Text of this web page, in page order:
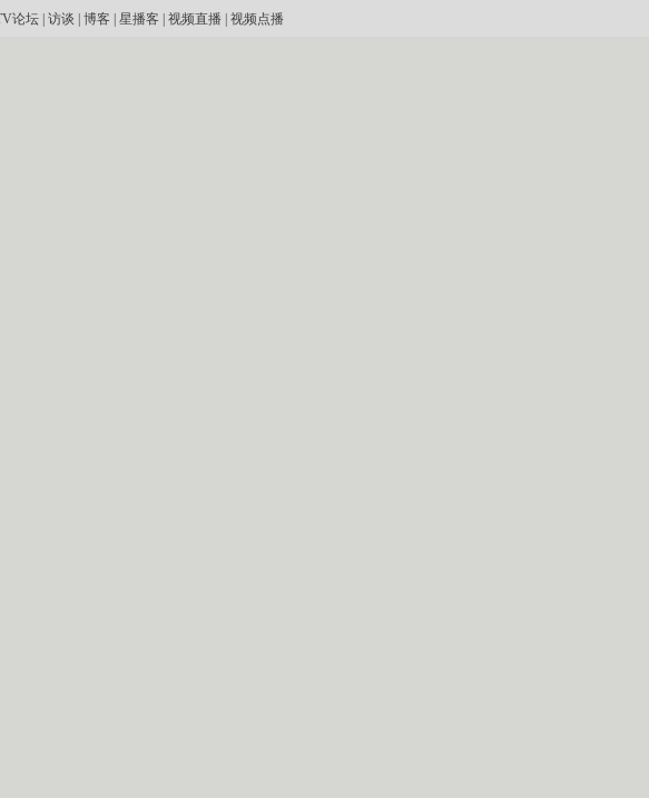
论坛| 访谈 博客 星播客 视频直播| 视频点播